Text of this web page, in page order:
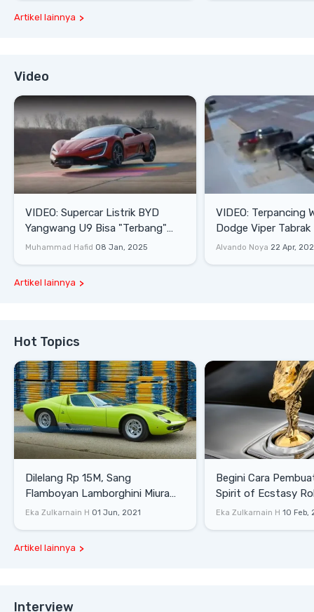
Artikel lainnya
Video
VIDEO: Supercar Listrik BYD
Yangwang U9 Bisa "Terbang"
Lewati Rintangan
Muhammad Hafid 08 Jan, 2025
VIDEO: Terpancing
Dodge Viper Tabrak
Saat Burnout
Alvando Noya 22 Apr,
Artikel lainnya
Hot Topics
Dilelang Rp 15M, Sang
Flamboyan Lamborghini Miura
P400 S
Eka Zulkarnain H 01 Jun, 2021
Begini Cara
Spirit of Ecstasy
Eka Zulkarnain H 10 Feb,
Artikel lainnya
Interview